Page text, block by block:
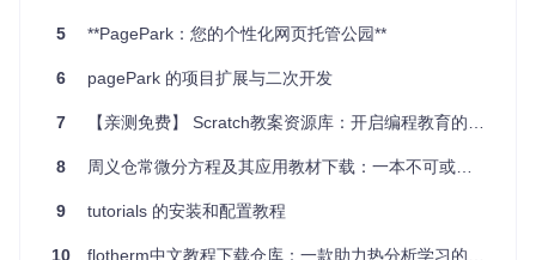
port = process. env. PORT || 3000;
(port, () =>
console.log(`Server running on port
fs
：Node.js 内置的文件系统模块。
server：创建 HTTP 服务器实例。
：服务器监听的端口，默认是 3000。
5 **PagePark：您的个性化网页托管公园**
6 pagePark 的项目扩展与二次开发
7 【亲测免费】 Scratch教案资源库：开启编程教育的新篇章
8 周义仓常微分方程及其应用教材下载：一本不可或缺的学术伴侣
9 tutorials 的安装和配置教程
10 flotherm中文教程下载仓库：一款助力热分析学习的宝藏资源